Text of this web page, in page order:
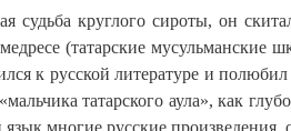
судьба круглого сироты, он
(татарские мусульманские
к русской литературе и
татарского аула», как
язык многие русские